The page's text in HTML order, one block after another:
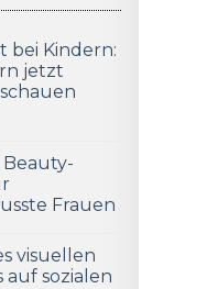
bei Kindern:
jetzt
Frauen
visuellen
sozialen